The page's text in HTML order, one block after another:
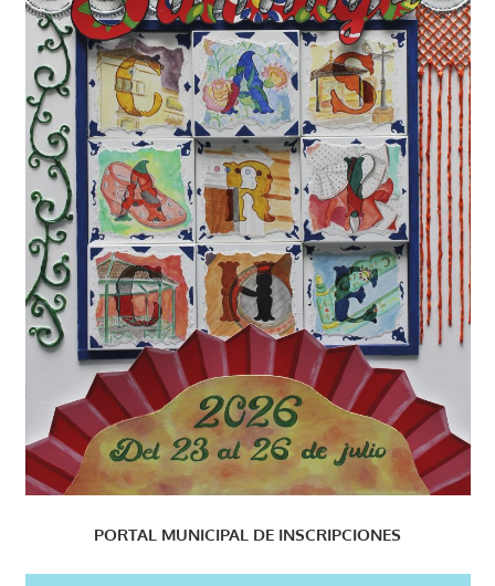
PORTAL MUNICIPAL DE INSCRIPCIONES